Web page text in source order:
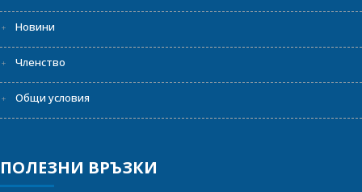
Новини
Членство
Общи условия
ПОЛЕЗНИ ВРЪЗКИ